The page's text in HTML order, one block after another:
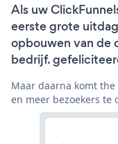
Als uw
eerste grote
opbouwen van de
bedrijf.
Maar daarna komt
en meer bezoekers te